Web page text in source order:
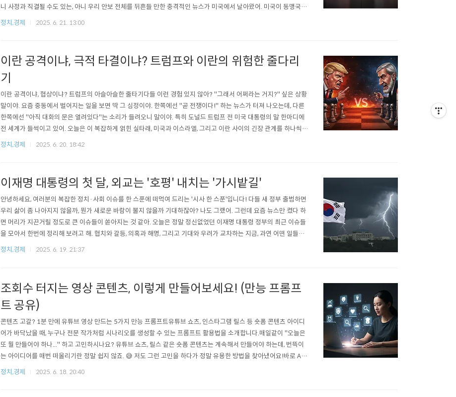
니 사정과 직결될 수도 있는, 아니 우리 안보 전체를 뒤흔들 만한 충격적인 뉴스가 미국에서 날아왔어. 미국이 동맹국들
에게, 특히 한국을 콕 집어 국방비를 GDP의 5%까지 늘리라고 공식적으로 요구했다는 소식이야. 이게 얼마나 엄청난
정치,경제 2025. 6. 21. 13:00
이란 공격이냐, 극적 타결이냐? 트럼프와 이란의 위험한 줄다리
기
이란 공격이냐, 협상이냐? 트럼프의 아슬아슬한 줄타기다들 이런 경험 있지 않아? "그래서 어쩌라는 거지?" 싶은 상황
말이야. 요즘 중동에서 벌어지는 일을 보면 딱 그 심정이야. 한쪽에선 "곧 전쟁이다!" 하는 뉴스가 터져 나오는데, 다른
한쪽에선 "아직 대화의 문은 열려있다"는 소리가 들려오니 말이야. 특히 도널드 트럼프 전 미국 대통령의 말 한마디에
전 세계가 들썩이고 있어. 오늘은 이 복잡하게 얽힌 실타래, 미국과 이스라엘, 그리고 이란 사이의 긴장 관계를 하나씩
차근차근 풀어보려고 해. 정말 전쟁 직전의 위기 상황인지, 아니면 거대한 정치 쇼의 일부인지, 우리 같이 한번 파헤쳐
정치,경제 2025. 6. 20. 18:42
이재명 대통령의 첫 달, 외교는 '호평' 내치는 '가시밭길'
안녕하세요, 여러분의 복잡한 정치·사회 이슈를 한 스푼에 떠먹여 드리는 '시사 한 스푼'입니다! 다들 새 정부 출범하면
우리 삶이 좀 나아지지 않을까, 뭔가 새로운 바람이 불지 않을까 기대하잖아? 나도 그랬어. 그런데 요즘 뉴스만 켰다 하
면 머리가 지끈거릴 정도로 큰 이슈들이 쏟아지는 것 같아. 오늘은 정말 정신없었던 이재명 대통령 정부의 최근 이슈들
을 모아서 한번에 정리해 보려고 해. 협치와 갈등, 의혹과 해명, 그리고 기대와 우려가 교차하는 지금, 과연 어떤 일들이
벌어지고 있는지 같이 한번 살펴보자고!협치의 첫 단추부터 삐걱? '여야 지도부 회동'과 '추경안' 줄다리기가장 먼저 우
정치,경제 2025. 6. 19. 21:37
조회수 터지는 영상 콘텐츠, 이렇게 만들어보세요! (만능 프롬프
트 공유)
콘텐츠 고갈? 1분 만에 유튜브 영상 만드는 5가지 만능 프롬프트유튜브 쇼츠, 인스타그램 릴스 등 숏폼 콘텐츠 아이디
어가 바닥났을 때, 누구나 전문 작가처럼 시나리오를 생성할 수 있는 프롬프트 활용법을 소개합니다.매일같이 "오늘은
또 뭘 만들어야 하나..." 하고 고민하시나요? 유튜브 쇼츠, 릴스 같은 숏폼 콘텐츠는 계속해서 만들어야 하는데, 번뜩이
는 아이디어를 매번 떠올리기란 정말 쉽지 않죠. 😅 저도 그런 고민을 하다가 정말 유용한 방법을 찾아냈어요!바로 AI에
게 구체적인 '역할'과 '지침'을 주는 '만능 프롬프트'를 활용하는 건데요. 이 프롬프트를 사용하면 마치 세계적인 작가와
정치,경제 2025. 6. 18. 20:40